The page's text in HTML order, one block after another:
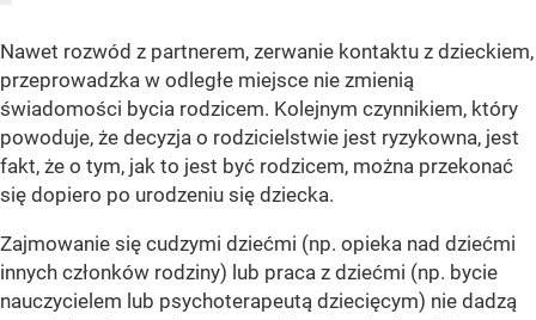
Nawet rozwód z partnerem, zerwanie kontaktu z dzieckiem,
przeprowadzka w odległe miejsce nie zmienią
świadomości bycia rodzicem. Kolejnym czynnikiem, który
powoduje, że decyzja o rodzicielstwie jest ryzykowna, jest
fakt, że o tym, jak to jest być rodzicem, można przekonać
się dopiero po urodzeniu się dziecka.
Zajmowanie się cudzymi dziećmi (np. opieka nad dziećmi
innych członków rodziny) lub praca z dziećmi (np. bycie
nauczycielem lub psychoterapeutą dziecięcym) nie dadzą